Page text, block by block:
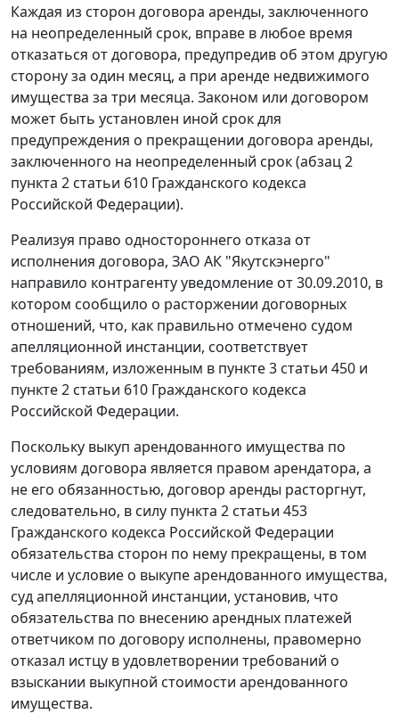
Каждая из сторон договора аренды, заключенного
на неопределенный срок, вправе в любое время
отказаться от договора, предупредив об этом другую
сторону за один месяц, а при аренде недвижимого
имущества за три месяца. Законом или договором
может быть установлен иной срок для
предупреждения о прекращении договора аренды,
заключенного на неопределенный срок (абзац 2
пункта 2 статьи 610 Гражданского кодекса
Российской Федерации).
Реализуя право одностороннего отказа от
исполнения договора, ЗАО АК "Якутскэнерго"
направило контрагенту уведомление от 30.09.2010, в
котором сообщило о расторжении договорных
отношений, что, как правильно отмечено судом
апелляционной инстанции, соответствует
требованиям, изложенным в пункте 3 статьи 450 и
пункте 2 статьи 610 Гражданского кодекса
Российской Федерации.
Поскольку выкуп арендованного имущества по
условиям договора является правом арендатора, а
не его обязанностью, договор аренды расторгнут,
следовательно, в силу пункта 2 статьи 453
Гражданского кодекса Российской Федерации
обязательства сторон по нему прекращены, в том
числе и условие о выкупе арендованного имущества,
суд апелляционной инстанции, установив, что
обязательства по внесению арендных платежей
ответчиком по договору исполнены, правомерно
отказал истцу в удовлетворении требований о
взыскании выкупной стоимости арендованного
имущества.